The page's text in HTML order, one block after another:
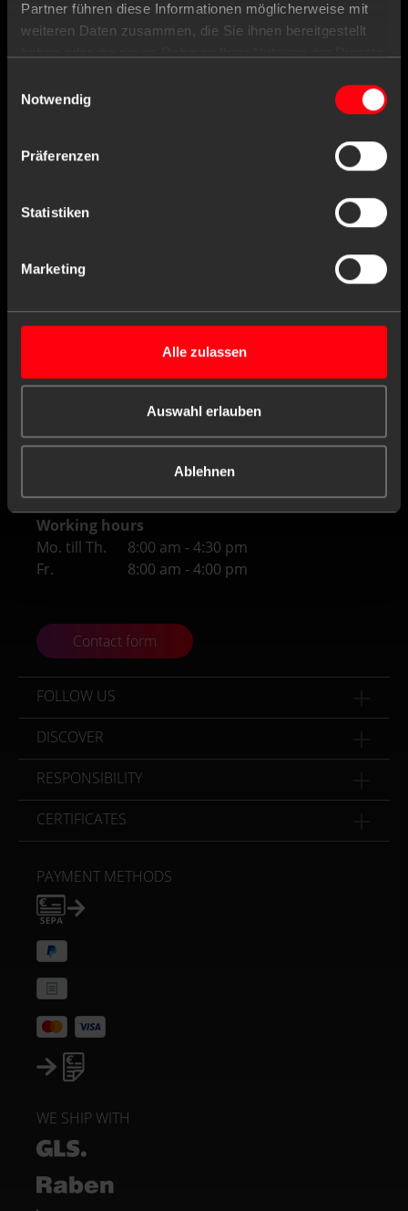
Partner führen diese Informationen möglicherweise mit
weiteren Daten zusammen, die Sie ihnen bereitgestellt
Notwendig
Präferenzen
Statistiken
Marketing
Alle zulassen
Auswahl erlauben
Ablehnen
EN 455-3
evaluation of the biological safety of disposable
medical gloves. It also specifies requirements for
AMPRI CONTACT
AMPri Handelsgesellschaft mbH
Tel
+49 (0) 4171 / 84 80-0
+49 (0) 4171 / 84 80-190
Working hours
Mo. till Th.
8:00 am - 4:30 pm
Fr.
8:00 am - 4:00 pm
Contact form
FOLLOW US
DISCOVER
RESPONSIBILITY
CERTIFICATES
PAYMENT METHODS
WE SHIP WITH